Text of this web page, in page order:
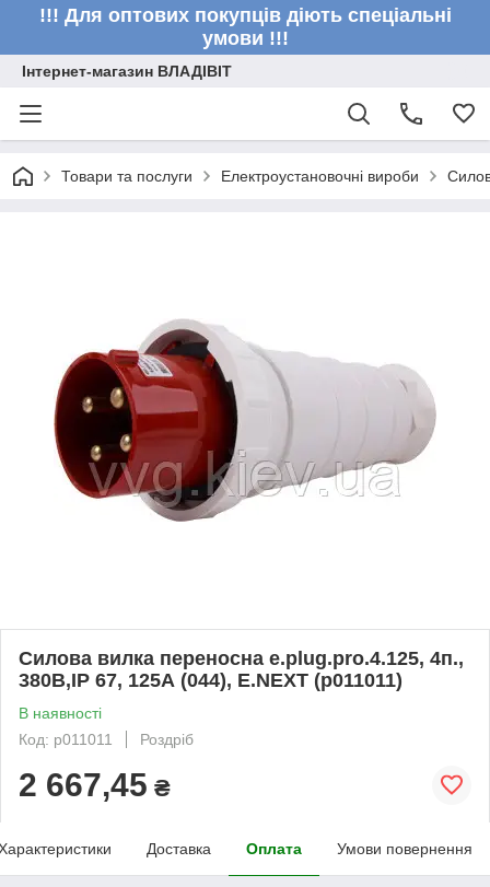
!!! Для оптових покупців діють спеціальні
умови !!!
Інтернет-магазин ВЛАДІВІТ
Товари та послуги Електроустановочні вироби
Силова вилка переносна e.plug.pro.4.125, 4п.,
380В,IP 67, 125А (044), E.NEXT (p011011)
В наявності
Код: p011011
Роздріб
2 667,45 ₴
Доставка Оплата Умови повернення